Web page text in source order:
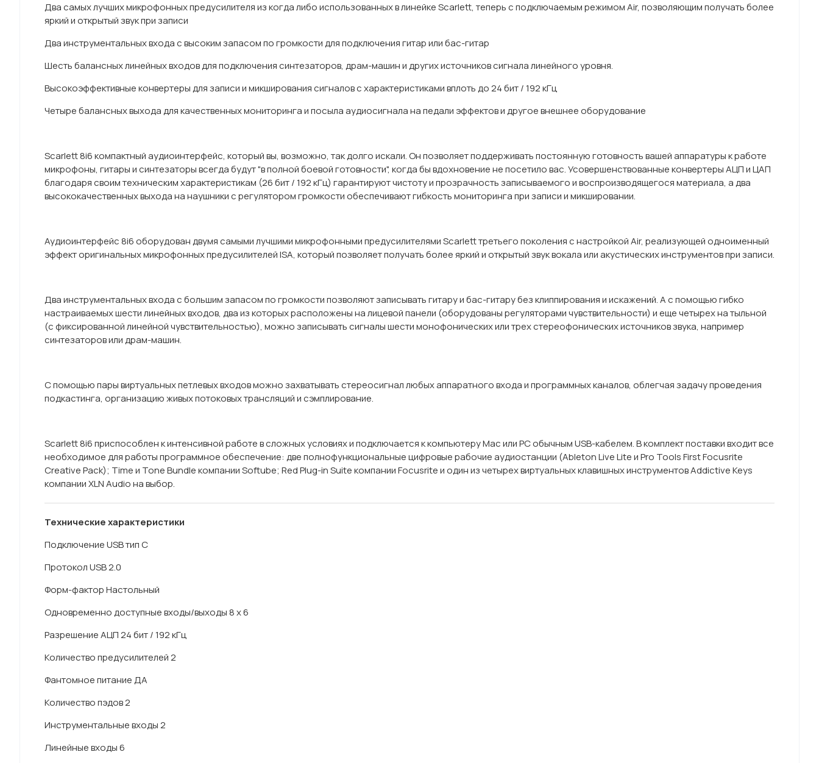
Два самых лучших микрофонных предусилителя из когда либо использованных в линейке Scarlett, теперь с подключаемым режимом Air, позволяющим получать более
яркий и открытый звук при записи
Два инструментальных входа с высоким запасом по громкости для подключения гитар или бас-гитар
Шесть балансных линейных входов для подключения синтезаторов, драм-машин и других источников сигнала линейного уровня.
Высокоэффективные конвертеры для записи и микширования сигналов с характеристиками вплоть до 24 бит / 192 кГц
Четыре балансных выхода для качественных мониторинга и посыла аудиосигнала на педали эффектов и другое внешнее оборудование
Scarlett 8i6 компактный аудиоинтерфейс, который вы, возможно, так долго искали. Он позволяет поддерживать постоянную готовность вашей аппаратуры к работе
микрофоны, гитары и синтезаторы всегда будут "в полной боевой готовности", когда бы вдохновение не посетило вас. Усовершенствованные конвертеры АЦП и ЦАП
благодаря своим техническим характеристикам (26 бит / 192 кГц) гарантируют чистоту и прозрачность записываемого и воспроизводящегося материала, а два
высококачественных выхода на наушники с регулятором громкости обеспечивают гибкость мониторинга при записи и микшировании.
Аудиоинтерфейс 8i6 оборудован двумя самыми лучшими микрофонными предусилителями Scarlett третьего поколения с настройкой Air, реализующей одноименный
эффект оригинальных микрофонных предусилителей ISA, который позволяет получать более яркий и открытый звук вокала или акустических инструментов при записи.
Два инструментальных входа с большим запасом по громкости позволяют записывать гитару и бас-гитару без клиппирования и искажений. А с помощью гибко
настраиваемых шести линейных входов, два из которых расположены на лицевой панели (оборудованы регуляторами чувствительности) и еще четырех на тыльной
(с фиксированной линейной чувствительностью), можно записывать сигналы шести монофонических или трех стереофонических источников звука, например
синтезаторов или драм-машин.
С помощью пары виртуальных петлевых входов можно захватывать стереосигнал любых аппаратного входа и программных каналов, облегчая задачу проведения
подкастинга, организацию живых потоковых трансляций и сэмплирование.
Scarlett 8i6 приспособлен к интенсивной работе в сложных условиях и подключается к компьютеру Mac или PC обычным USB-кабелем. В комплект поставки входит все
необходимое для работы программное обеспечение: две полнофункциональные цифровые рабочие аудиостанции (Ableton Live Lite и Pro Tools First Focusrite
Creative Pack); Time и Tone Bundle компании Softube; Red Plug-in Suite компании Focusrite и один из четырех виртуальных клавишных инструментов Addictive Keys
компании XLN Audio на выбор.
Технические характеристики
Подключение USB тип C
Протокол USB 2.0
Форм-фактор Настольный
Одновременно доступные входы/выходы 8 x 6
Разрешение АЦП 24 бит / 192 кГц
Количество предусилителей 2
Фантомное питание ДА
Количество пэдов 2
Инструментальные входы 2
Линейные входы 6